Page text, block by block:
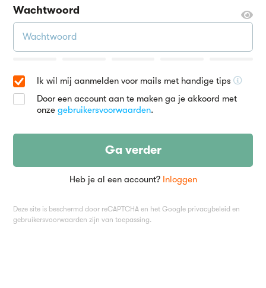
Wachtwoord
Ik wil mij aanmelden voor mails met handige tips
Door een account aan te maken ga je akkoord met
onzegebruikersvoorwaarden.
Deze site is beschermd door reCAPTCHA en het Google privacybeleid en
gebruikersvoorwaarden zijn van toepassing.
Ga verder
Heb je al een account? Inloggen